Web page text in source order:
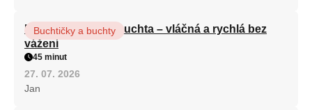
Hrnková maková buchta – vláčná a rychlá bez
vážení
Buchtičky a buchty
45 minut
27. 07. 2026
Jan